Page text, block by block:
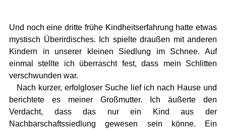
Und noch eine dritte frühe Kindheitserfahrung hatte etwas
mystisch Überirdisches. Ich spielte draußen mit anderen
Kindern in unserer kleinen Siedlung im Schnee. Auf
einmal stellte ich überrascht fest, dass mein Schlitten
verschwunden war.
Nach kurzer, erfolgloser Suche lief ich nach Hause und
berichtete es meiner Großmutter. Ich äußerte den
Verdacht, dass das nur ein Kind aus der
Nachbarschaftssiedlung gewesen sein könne. Ein